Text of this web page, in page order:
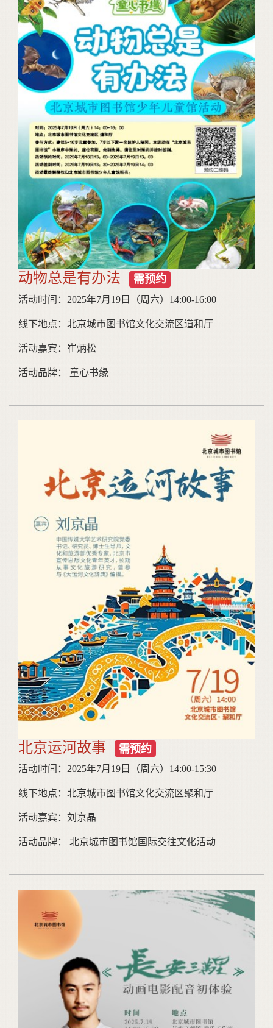
动物总是有办法 需预约
活动时间：2025年7月19日（周六）14:00-16:00
线下地点：北京城市图书馆文化交流区道和厅
活动嘉宾：崔炳松
活动品牌： 童心书缘
北京运河故事 需预约
活动时间：2025年7月19日（周六）14:00-15:30
线下地点：北京城市图书馆文化交流区聚和厅
活动嘉宾：刘京晶
活动品牌： 北京城市图书馆国际交往文化活动